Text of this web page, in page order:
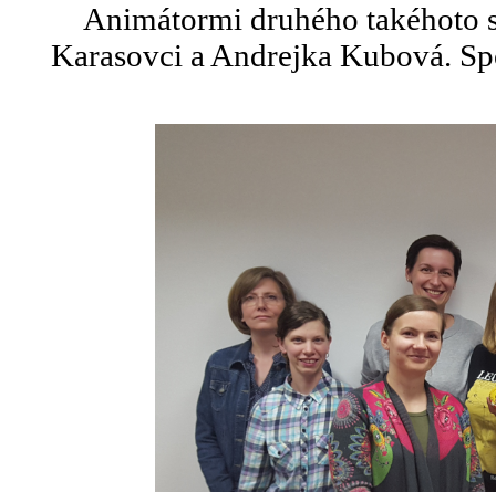
Animátormi druhého takéhoto
Karasovci a Andrejka Kubová.